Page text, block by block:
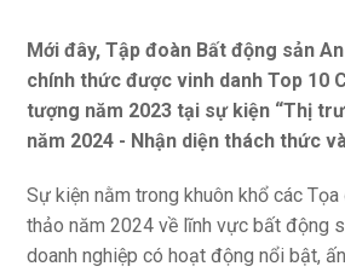
Mới đây, Tập đoàn Bất động sản
chính thức được vinh danh Top 10
tượng năm 2023 tại sự kiện “Thị
năm 2024 - Nhận diện thách thức
Sự kiện nằm trong khuôn khổ các
thảo năm 2024 về lĩnh vực bất động
doanh nghiệp có hoạt động nổi bật,